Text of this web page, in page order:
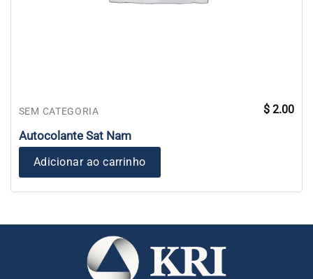
SEM CATEGORIA
Autocolante Sat Nam
$ 2.00
Adicionar ao carrinho